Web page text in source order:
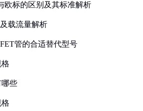
欧标的区别及其标准解析
载流量解析
管的合适替代型号
些